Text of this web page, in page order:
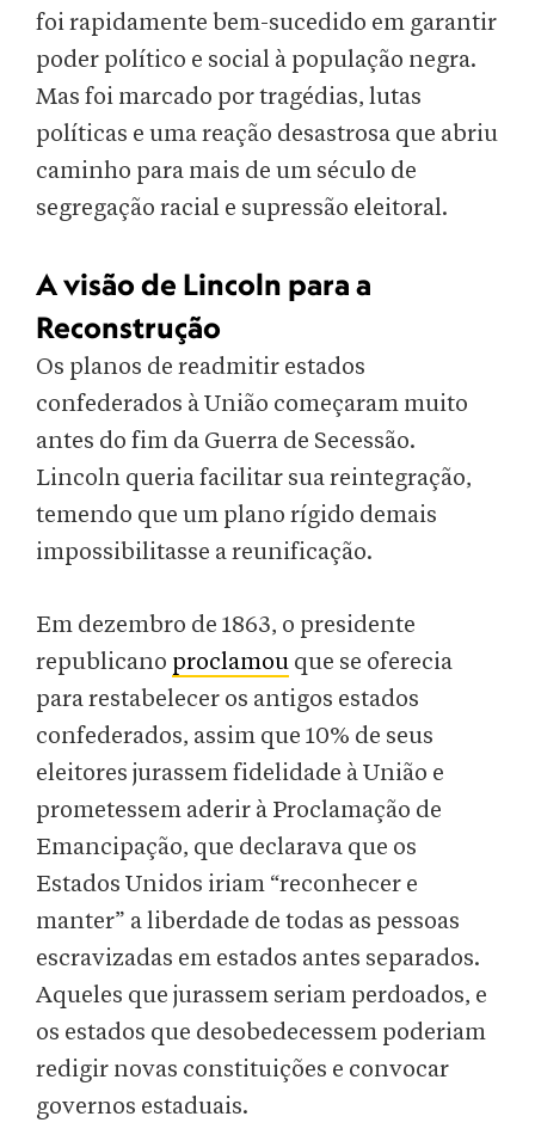
foi rapidamente bem-sucedido em garantir
poder político e social à população negra.
Mas foi marcado por tragédias, lutas
políticas e uma reação desastrosa que abriu
caminho para mais de um século de
segregação racial e supressão eleitoral.
A visão de Lincoln para a
Reconstrução
Os planos de readmitir estados
confederados à União começaram muito
antes do fim da Guerra de Secessão.
Lincoln queria facilitar sua reintegração,
temendo que um plano rígido demais
impossibilitasse a reunificação.
Em dezembro de 1863, o presidente
republicano proclamou que se oferecia
para restabelecer os antigos estados
confederados, assim que 10% de seus
eleitores jurassem fidelidade à União e
prometessem aderir à Proclamação de
Emancipação, que declarava que os
Estados Unidos iriam “reconhecer e
manter” a liberdade de todas as pessoas
escravizadas em estados antes separados.
Aqueles que jurassem seriam perdoados, e
os estados que desobedecessem poderiam
redigir novas constituições e convocar
governos estaduais.